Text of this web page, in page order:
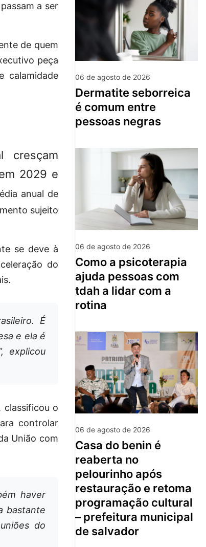
a ser
de quem
peça
calamidade
cresçam
2029 e
anual de
sujeito
se deve à
do
É
e ela é
explicou
classificou o
controlar
União com
haver
bastante
do
06 de agosto de 2026
dermatite seborreica
é comum entre
pessoas negras
06 de agosto de 2026
como a psicoterapia
ajuda pessoas com
tdah a lidar com a
rotina
06 de agosto de 2026
casa do benin é
reaberta no
pelourinho após
restauração e retoma
programação cultural
– prefeitura municipal
de salvador